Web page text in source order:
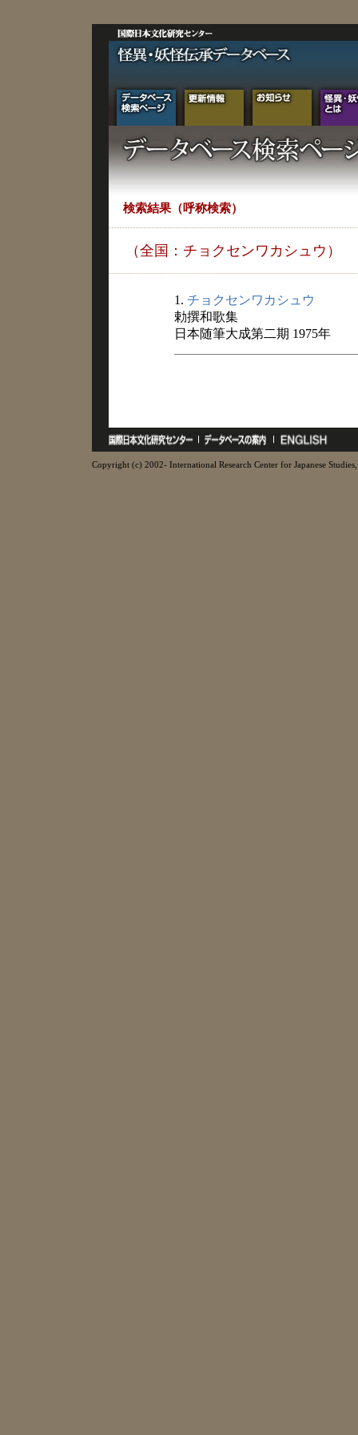
検索結果（呼称検索）
（全国：チョクセンワカシュウ）
1. チョクセンワカシュウ
勅撰和歌集
日本随筆大成第二期 1975年
Copyright (c) 2002- International Research Center for Japanese